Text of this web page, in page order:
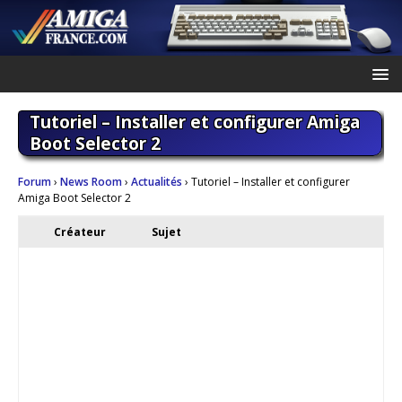
Tutoriel – Installer et configurer Amiga
Boot Selector 2
Forum› News Room› Actualités › Tutoriel – Installer et configurer
Amiga Boot Selector 2
Créateur Sujet